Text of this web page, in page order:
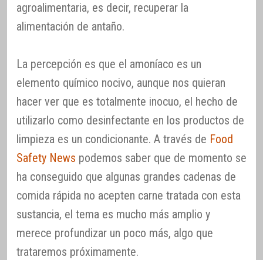
agroalimentaria, es decir, recuperar la
alimentación de antaño.
La percepción es que el amoníaco es un
elemento químico nocivo, aunque nos quieran
hacer ver que es totalmente inocuo, el hecho de
utilizarlo como desinfectante en los productos de
limpieza es un condicionante. A través de Food
Safety News podemos saber que de momento se
ha conseguido que algunas grandes cadenas de
comida rápida no acepten carne tratada con esta
sustancia, el tema es mucho más amplio y
merece profundizar un poco más, algo que
trataremos próximamente.